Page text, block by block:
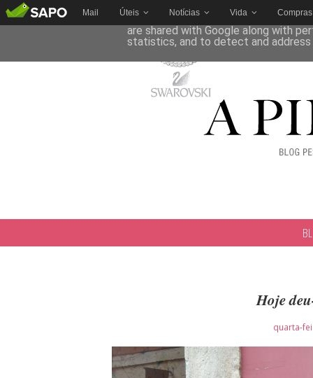
Mail Úteis Notícias Vida Compras
Hoje
quarta-
This site uses cookies from Google
are shared with Google along with
statistics, and to detect and address